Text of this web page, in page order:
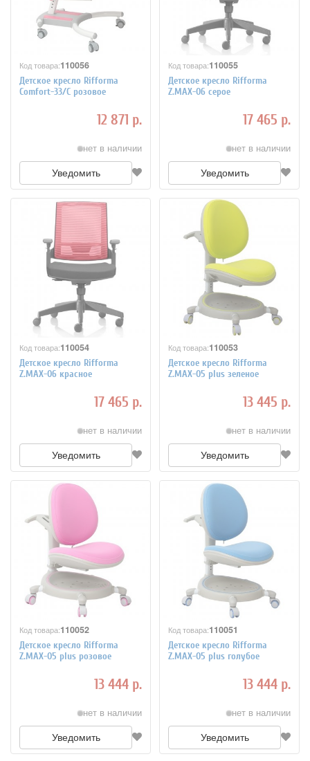
Код товара:110056
Детское кресло Rifforma
Comfort-33/С розовое
12 871 р.
нет в наличии
Уведомить
Код товара:110055
Детское кресло Rifforma
Z.MAX-06 серое
17 465 р.
нет в наличии
Уведомить
Код товара:110054
Детское кресло Rifforma
Z.MAX-06 красное
17 465 р.
нет в наличии
Уведомить
Код товара:110053
Детское кресло Rifforma
Z.MAX-05 plus зеленое
13 445 р.
нет в наличии
Уведомить
Код товара:110052
Детское кресло Rifforma
Z.MAX-05 plus розовое
13 444 р.
нет в наличии
Уведомить
Код товара:110051
Детское кресло Rifforma
Z.MAX-05 plus голубое
13 444 р.
нет в наличии
Уведомить